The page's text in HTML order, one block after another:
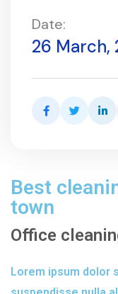
Date:
26 March,
Best
town
Office
Lorem ipsum dolor